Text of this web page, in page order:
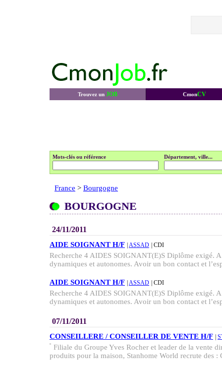
Trouvez un JOB CmonCV
Mots-clés ou référence Département, ville...
France > Bourgogne
BOURGOGNE
24/11/2011
AIDE SOIGNANT H/F ASSAD | CDI
Recherche 4 AIDES SOIGNANT(E)S Diplôme exigé.
dynamiques et autonomes. Avoir un bon contact et
AIDE SOIGNANT H/F ASSAD | CDI
Recherche 4 AIDES SOIGNANT(E)S Diplôme exigé.
dynamiques et autonomes. Avoir un bon contact et
07/11/2011
CONSEILLERE / CONSEILLER DE VENTE H/F
Filiale du Groupe Yves Rocher et leader de la vente
produits pour la maison, Stanhome World recrute des :